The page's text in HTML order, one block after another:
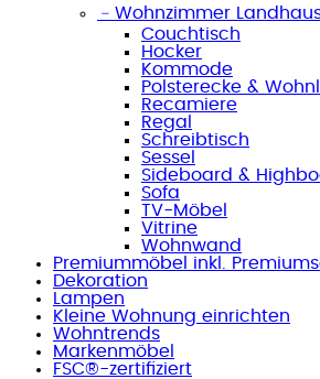
﹣ Wohnzimmer
Couchtisch
Hocker
Kommode
Polsterecke &
Recamiere
Regal
Schreibtisch
Sessel
Sideboard &
Sofa
TV-Möbel
Vitrine
Wohnwand
Premiummöbel inkl.
Dekoration
Lampen
Kleine Wohnung einrichten
Wohntrends
Markenmöbel
FSC®-zertifiziert